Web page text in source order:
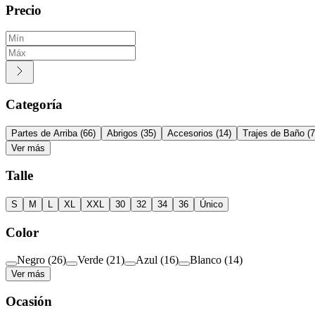
Precio
Categoría
Partes de Arriba (66) Abrigos (35) Accesorios (14) Trajes de Baño (7
Ver más
Talle
S M L XL XXL 30 32 34 36 Único
Color
Negro (26) Verde (21) Azul (16) Blanco (14)
Ver más
Ocasión